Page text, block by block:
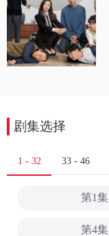
剧集选择
1 - 32 33 - 46
第1集
第4集